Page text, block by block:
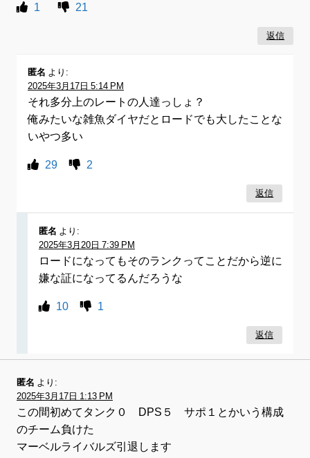
1 21
返信
匿名 より:
2025年3月17日 5:14 PM
それ多分上のレートの人達っしょ？
俺みたいな雑魚ダイヤだとロードでも大したことな
いやつ多い
29 2
返信
匿名 より:
2025年3月20日 7:39 PM
ロードになってもそのランクってことだから逆に
嫌な証になってるんだろうな
10 1
返信
匿名 より:
2025年3月17日 1:13 PM
この間初めてタンク０ DPS５ サポ１とかいう構成
のチーム負けた
マーベルライバルズ引退します